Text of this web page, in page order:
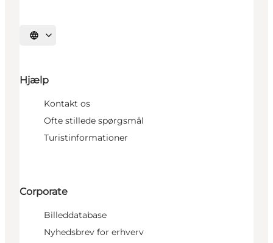
Vælg sprog
Hjælp
Kontakt os
Ofte stillede spørgsmål
Turistinformationer
Corporate
Billeddatabase
Nyhedsbrev for erhverv